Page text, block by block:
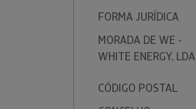
FORMA JURÍDICA
MORADA DE WE -
WHITE ENERGY, LDA
CÓDIGO POSTAL